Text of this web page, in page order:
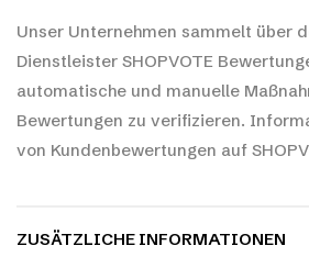
Unser Unternehmen sammelt über
Dienstleister SHOPVOTE
automatische und manuelle
Bewertungen zu verifizieren.
von Kundenbewertungen auf
ZUSÄTZLICHE INFORMATIONEN